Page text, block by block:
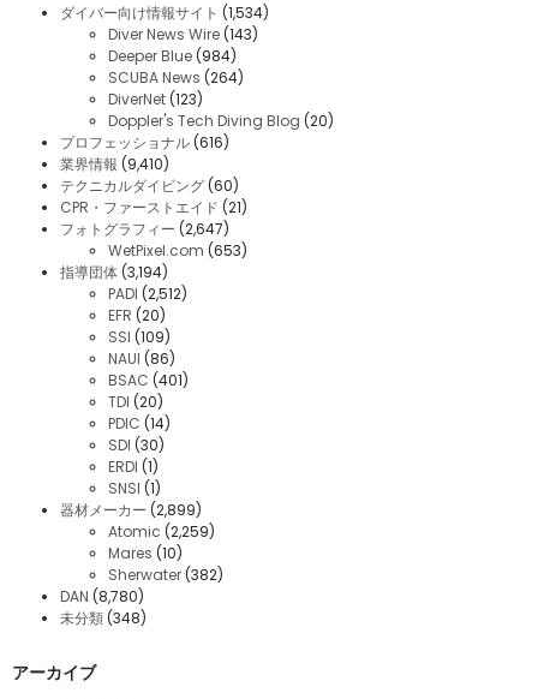
ダイバー向け情報サイト (1,534)
Diver News Wire (143)
Deeper Blue (984)
SCUBA News (264)
DiverNet (123)
Doppler's Tech Diving Blog (20)
プロフェッショナル (616)
業界情報 (9,410)
テクニカルダイビング (60)
CPR・ファーストエイド (21)
フォトグラフィー (2,647)
WetPixel.com (653)
指導団体 (3,194)
PADI (2,512)
EFR (20)
SSI (109)
NAUI (86)
BSAC (401)
TDI (20)
PDIC (14)
SDI (30)
ERDI (1)
SNSI (1)
器材メーカー (2,899)
Atomic (2,259)
Mares (10)
Sherwater (382)
DAN (8,780)
未分類 (348)
アーカイブ